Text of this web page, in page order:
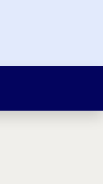
Number